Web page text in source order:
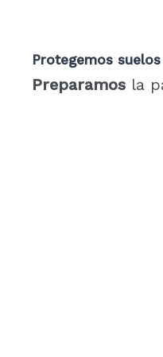
Protegemos
Preparamos la